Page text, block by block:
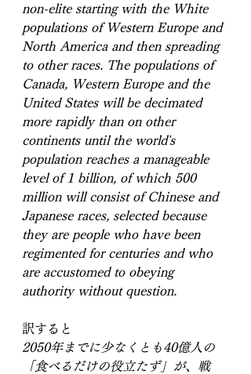
non-elite starting with the White
populations of Western Europe and
North America and then spreading
to other races. The populations of
Canada, Western Europe and the
United States will be decimated
more rapidly than on other
continents until the world's
population reaches a manageable
level of 1 billion, of which 500
million will consist of Chinese and
Japanese races, selected because
they are people who have been
regimented for centuries and who
are accustomed to obeying
authority without question.
訳すると
2050年までに少なくとも40億人の
「食べるだけの役立たず」が、戦